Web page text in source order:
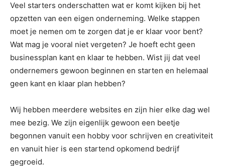
Veel starters onderschatten wat er komt kijken bij het
opzetten van een eigen onderneming. Welke stappen
moet je nemen om te zorgen dat je er klaar voor bent?
Wat mag je vooral niet vergeten? Je hoeft echt geen
businessplan kant en klaar te hebben. Wist jij dat veel
ondernemers gewoon beginnen en starten en helemaal
geen kant en klaar plan hebben?
Wij hebben meerdere websites en zijn hier elke dag wel
mee bezig. We zijn eigenlijk gewoon een beetje
begonnen vanuit een hobby voor schrijven en creativiteit
en vanuit hier is een startend opkomend bedrijf
gegroeid.